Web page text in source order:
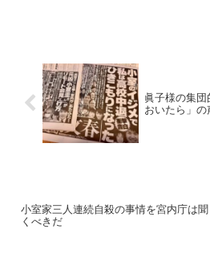
眞子様の集
おいたら」の
小室家三人連続自殺の事情を宮内庁は聞
くべきだ